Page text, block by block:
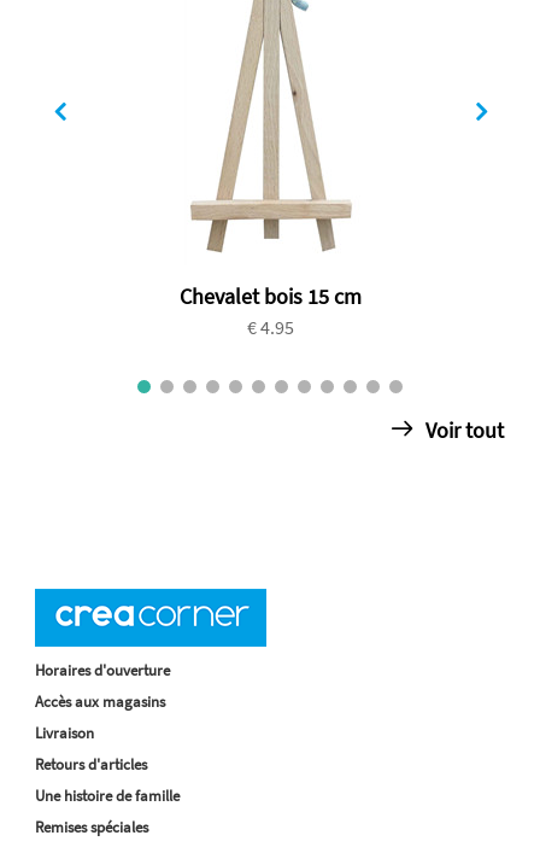
Chevalet bois 15 cm
€ 4.95
Voir tout
Horaires d'ouverture
Accès aux magasins
Livraison
Retours d'articles
Une histoire de famille
Remises spéciales